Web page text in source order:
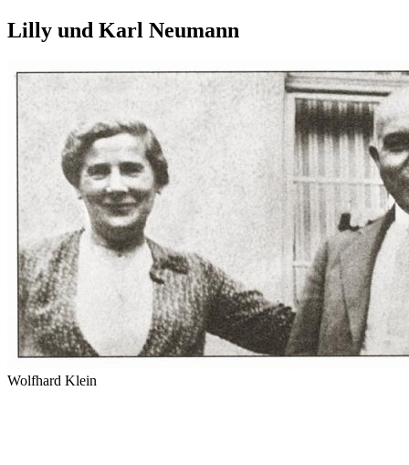
Lilly und Karl Neumann
Wolfhard Klein